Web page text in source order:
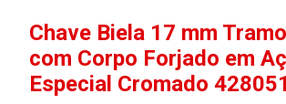
Chave Biela 17 mm
com Corpo Forjado em
Especial Cromado